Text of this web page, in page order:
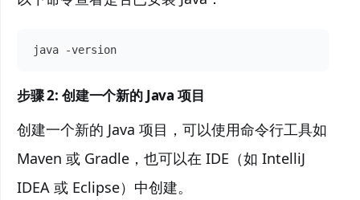
java -version
步骤 2: 创建一个新的 Java 项目
创建一个新的 Java 项目，可以使用命令行工具如
Maven 或 Gradle，也可以在 IDE（如 IntelliJ
IDEA 或 Eclipse）中创建。